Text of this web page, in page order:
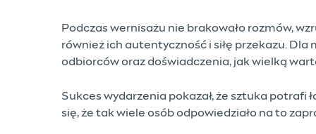
Podczas wernisażu nie brakowało rozmów,
również ich autentyczność i siłę przekazu.
odbiorców oraz doświadczenia, jak wielką
Sukces wydarzenia pokazał, że sztuka potrafi
się, że tak wiele osób odpowiedziało na to